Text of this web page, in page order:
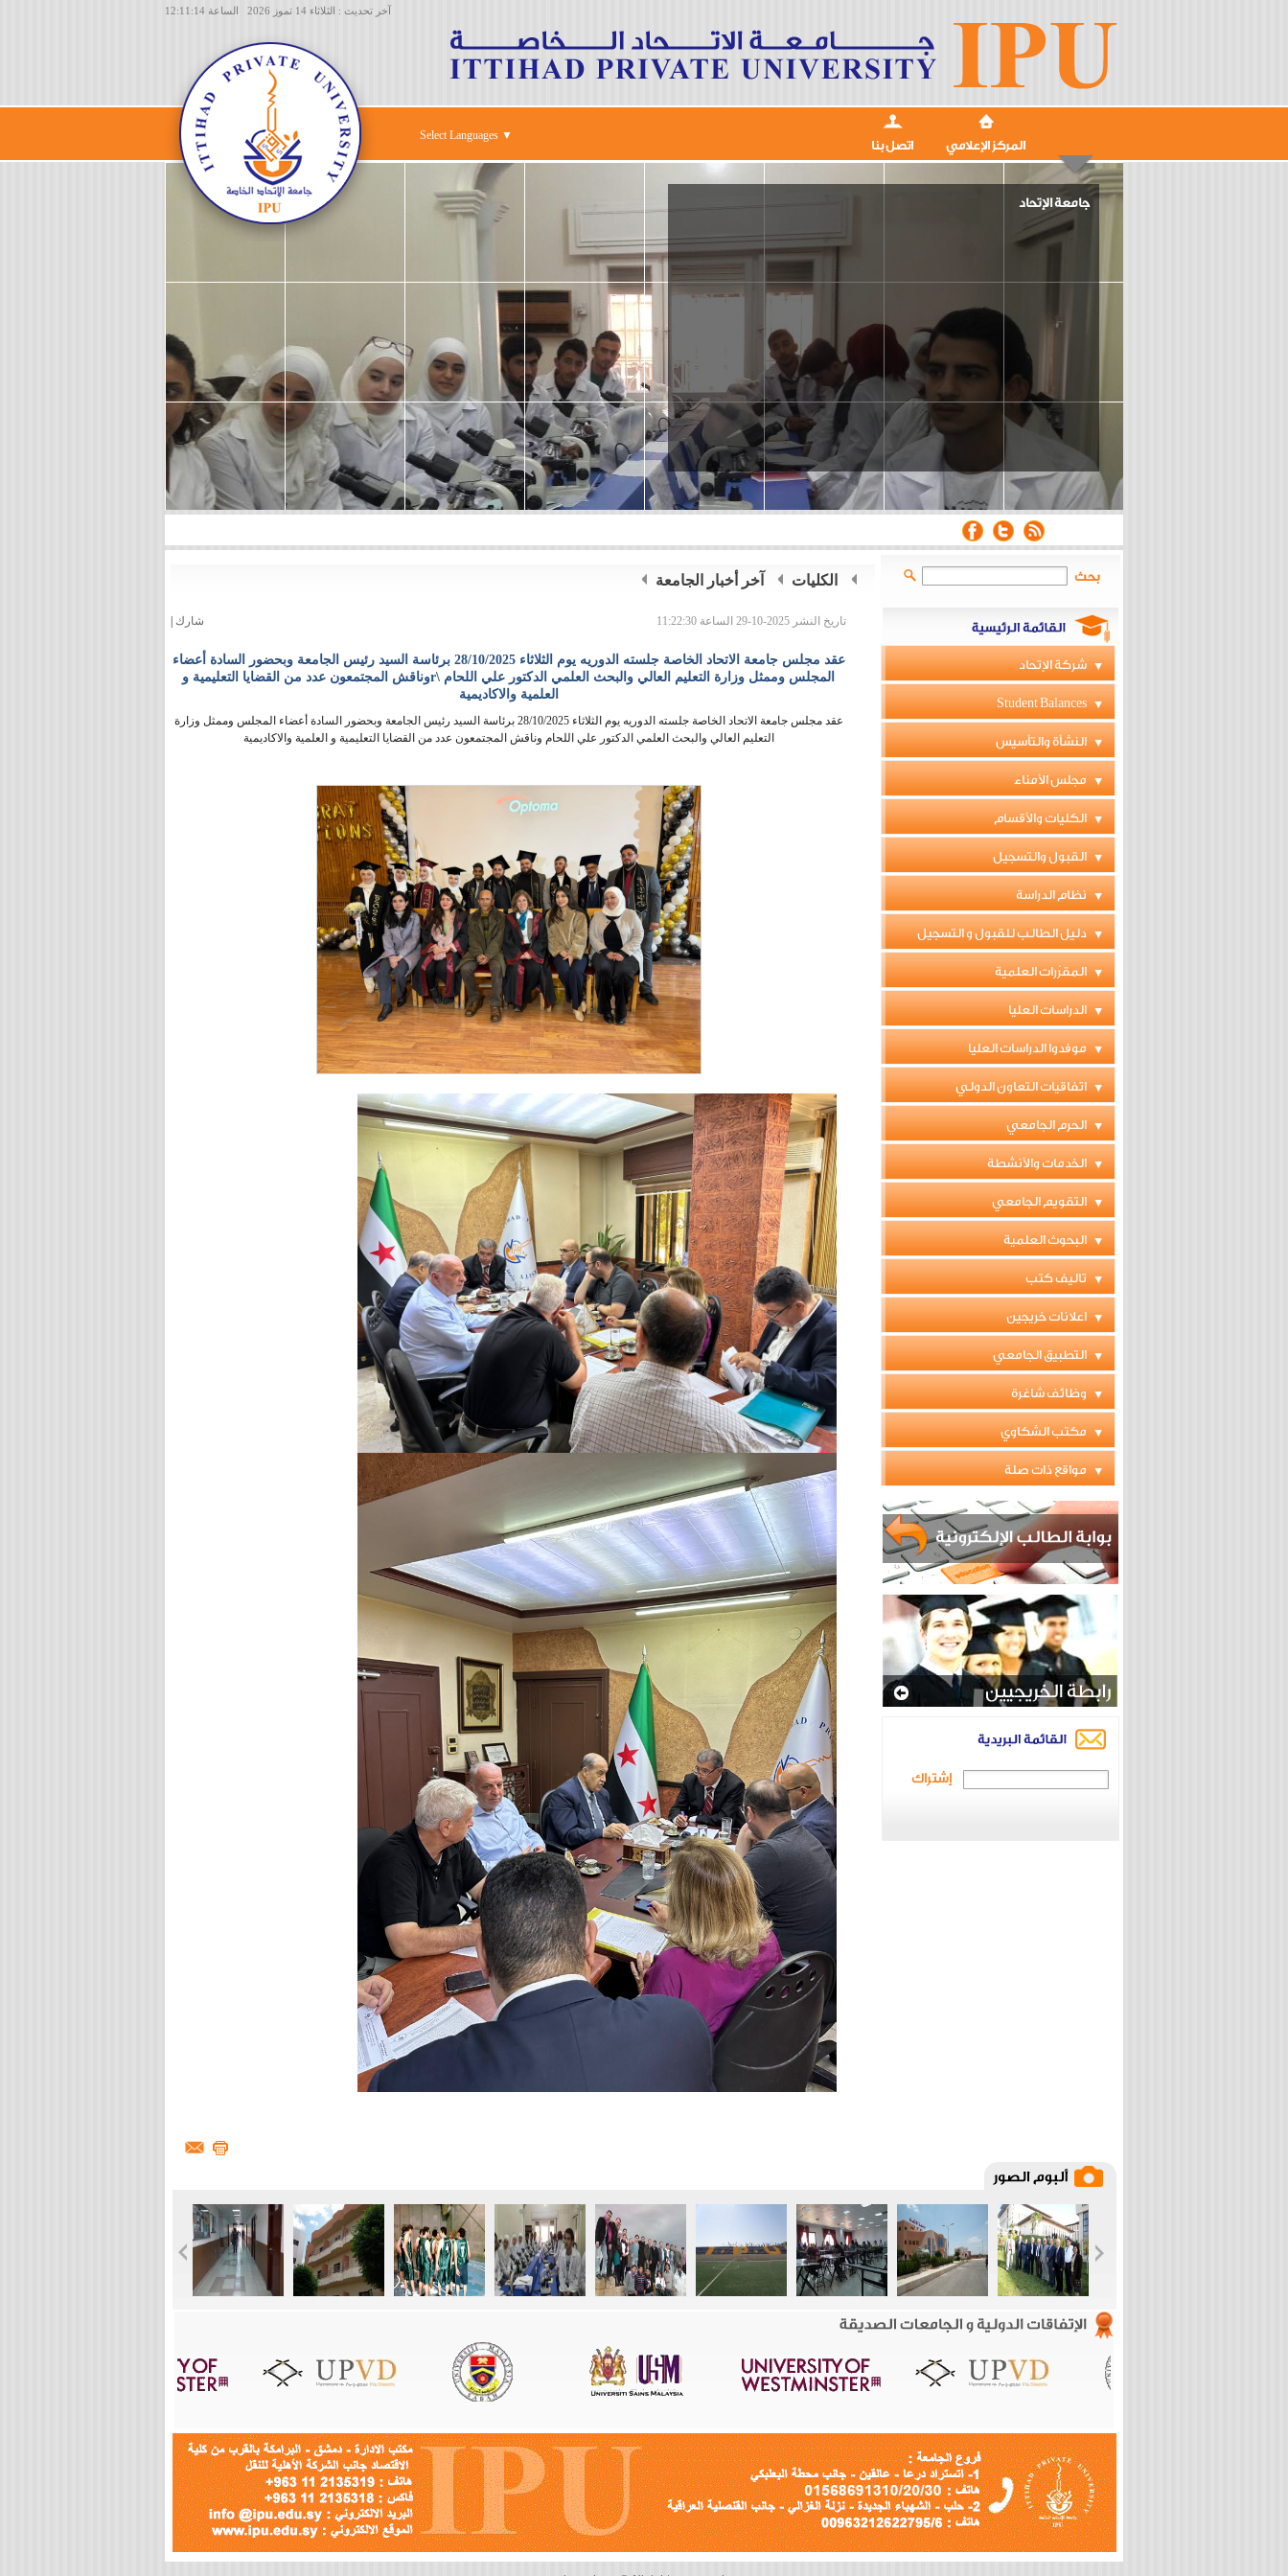
آخر تحديث : الثلاثاء 14 تموز 2026 الساعة 12:11:14
المركز الإعلامي اتصل بنا
Select Languages ▼
جامعة الإتحاد
بحث
شركة الإتحاد
Student Balances
النشأة والتأسيس
مجلس الأمناء
الكليات والأقسام
القبول والتسجيل
نظام الدراسة
دليل الطالب للقبول و التسجيل
المقرّرات العلمية
الدراسات العليا
موفدوا الدراسات العليا
اتفاقيات التعاون الدولي
الحرم الجامعي
الخدمات والأنشطة
التقويم الجامعي
البحوث العلمية
تاليف كتب
اعلانات خريجين
التطبيق الجامعي
وظائف شاغرة
مكتب الشكاوي
مواقع ذات صلة
الكليات آخر أخبار الجامعة
تاريخ النشر 2025-10-29 الساعة 11:22:30 شارك
عقد مجلس جامعة الاتحاد الخاصة جلسته الدوريه يوم الثلاثاء 28/10/2025 برئاسة السيد رئيس الجامعة وبحضور السادة أعضاء
المجلس وممثل وزارة التعليم العالي والبحث العلمي الدكتور علي اللحام \rوناقش المجتمعون عدد من القضايا التعليمية و
العلمية والاكاديمية
عقد مجلس جامعة الاتحاد الخاصة جلسته الدوريه يوم الثلاثاء 28/10/2025 برئاسة السيد رئيس الجامعة وبحضور السادة أعضاء المجلس وممثل وزارة
التعليم العالي والبحث العلمي الدكتور علي اللحام وناقش المجتمعون عدد من القضايا التعليمية و العلمية والاكاديمية